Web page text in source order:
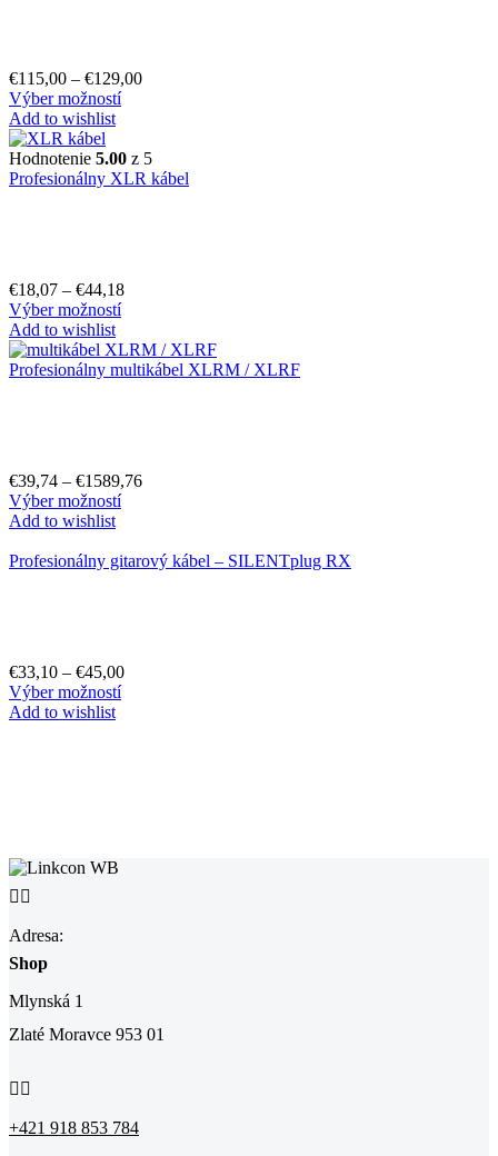
€115,00 – €129,00
Výber možností
Add to wishlist
Hodnotenie 5.00 z 5
Profesionálny XLR kábel
€18,07 – €44,18
Výber možností
Add to wishlist
Profesionálny multikábel XLRM / XLRF
€39,74 – €1589,76
Výber možností
Add to wishlist
Profesionálny gitarový kábel – SILENTplug RX
€33,10 – €45,00
Výber možností
Add to wishlist
 
Adresa:
Shop
Mlynská 1
Zlaté Moravce 953 01
 
+421 918 853 784